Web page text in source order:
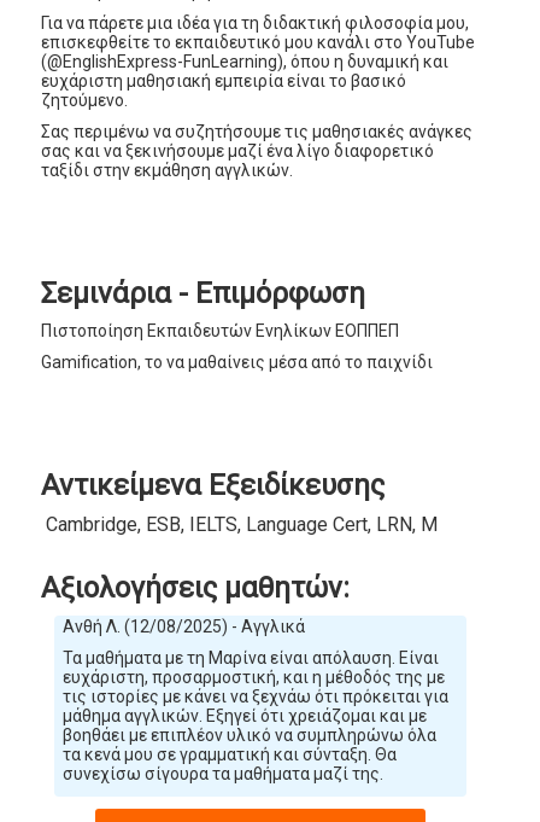
Για να πάρετε μια ιδέα για τη διδακτική φιλοσοφία μου,
επισκεφθείτε το εκπαιδευτικό μου κανάλι στο YouTube
(@EnglishExpress-FunLearning), όπου η δυναμική και
ευχάριστη μαθησιακή εμπειρία είναι το βασικό
ζητούμενο.
Σας περιμένω να συζητήσουμε τις μαθησιακές ανάγκες
σας και να ξεκινήσουμε μαζί ένα λίγο διαφορετικό
ταξίδι στην εκμάθηση αγγλικών.
Σεμινάρια - Επιμόρφωση
Πιστοποίηση Εκπαιδευτών Ενηλίκων ΕΟΠΠΕΠ
Gamification, το να μαθαίνεις μέσα από το παιχνίδι
Αντικείμενα Εξειδίκευσης
Cambridge, ESB, IELTS, Language Cert, LRN, Michigan,
Αξιολογήσεις μαθητών:
Ανθή Λ. (12/08/2025) - Αγγλικά
Τα μαθήματα με τη Μαρίνα είναι απόλαυση. Είναι
ευχάριστη, προσαρμοστική, και η μέθοδός της με
τις ιστορίες με κάνει να ξεχνάω ότι πρόκειται για
μάθημα αγγλικών. Εξηγεί ότι χρειάζομαι και με
βοηθάει με επιπλέον υλικό να συμπληρώνω όλα
τα κενά μου σε γραμματική και σύνταξη. Θα
συνεχίσω σίγουρα τα μαθήματα μαζί της.